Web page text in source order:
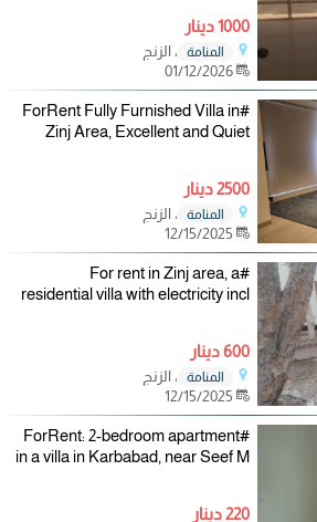
1000 دينار
المنامة
، الزنج
01/12/2026
#ForRent Fully Furnished Villa in
Zinj Area, Excellent and Quiet
2500 دينار
المنامة
، الزنج
#For rent in Zinj area, a
residential villa with electricity incl
600 دينار
المنامة
، الزنج
#ForRent: 2-bedroom apartment
in a villa in Karbabad, near Seef M
220 دينار